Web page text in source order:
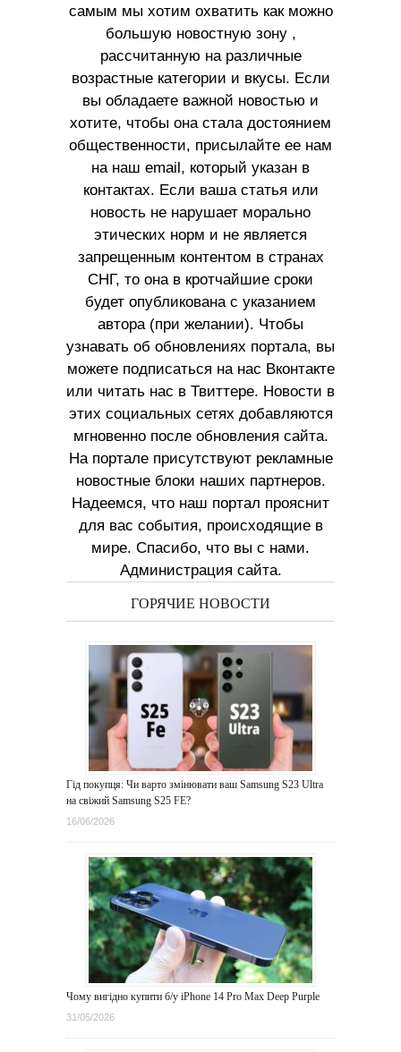
самым мы хотим охватить как можно
большую новостную зону ,
рассчитанную на различные
возрастные категории и вкусы. Если
вы обладаете важной новостью и
хотите, чтобы она стала достоянием
общественности, присылайте ее нам
на наш email, который указан в
контактах. Если ваша статья или
новость не нарушает морально
этических норм и не является
запрещенным контентом в странах
СНГ, то она в кротчайшие сроки
будет опубликована с указанием
автора (при желании). Чтобы
узнавать об обновлениях портала, вы
можете подписаться на нас Вконтакте
или читать нас в Твиттере. Новости в
этих социальных сетях добавляются
мгновенно после обновления сайта.
На портале присутствуют рекламные
новостные блоки наших партнеров.
Надеемся, что наш портал прояснит
для вас события, происходящие в
мире. Спасибо, что вы с нами.
Администрация сайта.
ГОРЯЧИЕ НОВОСТИ
Гід покупця: Чи варто змінювати ваш Samsung S23 Ultra
на свіжий Samsung S25 FE?
16/06/2026
Чому вигідно купити б/у iPhone 14 Pro Max Deep Purple
31/05/2026